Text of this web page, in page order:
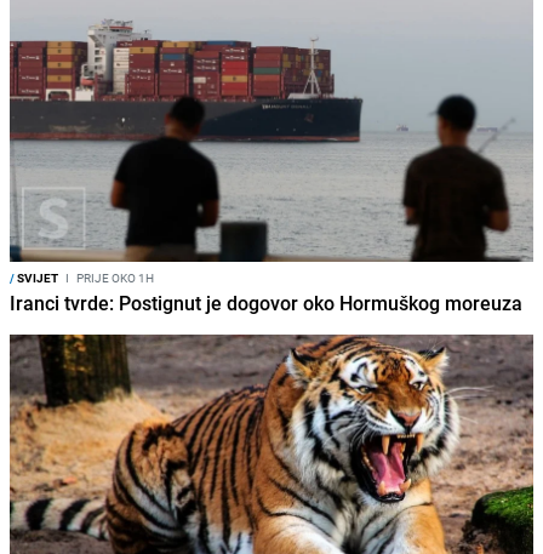
/SVIJET I PRIJE OKO 1H
Iranci tvrde: Postignut je dogovor oko Hormuškog moreuza